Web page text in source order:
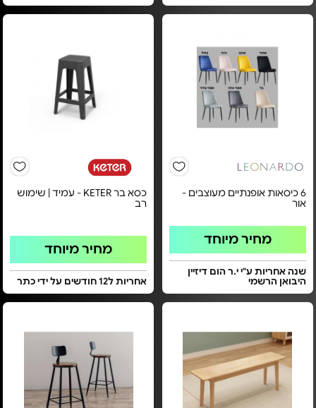
6 כיסאות אופנתיים מעוצבים -
אור
מחיר מיוחד
שנה אחריות ע"י י.ר הום דיזיין
היבואן הרשמי
כסא בר KETER - עמיד | שימוש
רב
מחיר מיוחד
אחריות ל12 חודשים על ידי כתר